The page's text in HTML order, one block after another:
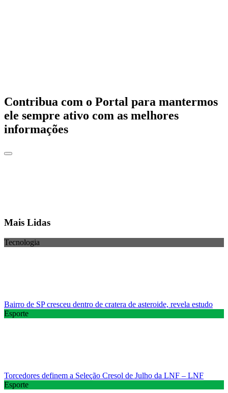
Contribua com o Portal para mantermos
ele sempre ativo com as melhores
informações
Mais Lidas
Tecnologia
Bairro de SP cresceu dentro de cratera de asteroide, revela estudo
Esporte
Torcedores definem a Seleção Cresol de Julho da LNF – LNF
Esporte